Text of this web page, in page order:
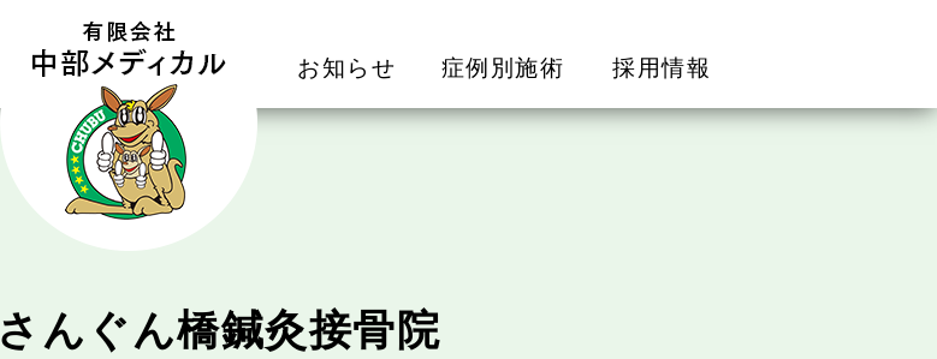
お知らせ 症例別施術 採用情報
さんぐん橋鍼灸接骨院